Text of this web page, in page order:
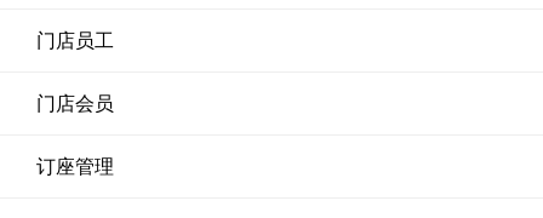
门店员工
门店会员
订座管理